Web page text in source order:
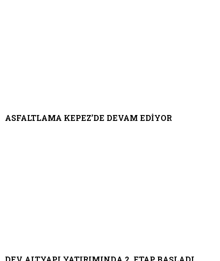
ASFALTLAMA KEPEZ’DE DEVAM EDİYOR